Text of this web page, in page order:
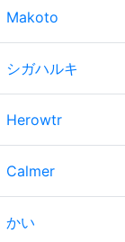
Makoto
シガハルキ
Herowtr
Calmer
かい